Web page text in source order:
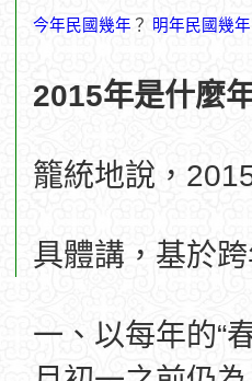
今年民國幾年 ？ 明年民國幾年
2015年是什麼
籠統地說，
具體講，基於
一、以每年的“